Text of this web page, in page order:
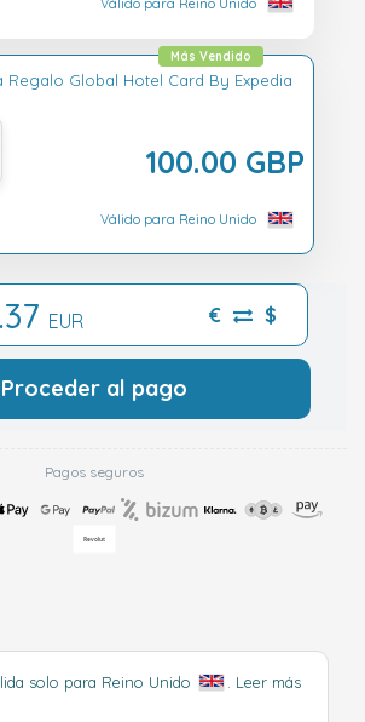
Válido para Reino Unido
Regalo Global Hotel Card By Expedia
100.00 GBP
Más Vendido
Válido para Reino Unido
EUR € $
Proceder al pago
Pagos seguros
solo para Reino Unido
Leer más